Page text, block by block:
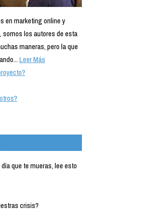
en marketing online y
somos los autores de esta
maneras, pero la que
Leer Más
que te mueras, lee esto
crisis?